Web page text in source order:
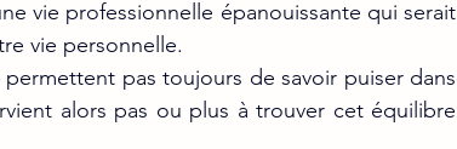
vie professionnelle épanouissante qui serait
vie personnelle.
pas toujours de savoir puiser dans
alors pas ou plus à trouver cet équilibre